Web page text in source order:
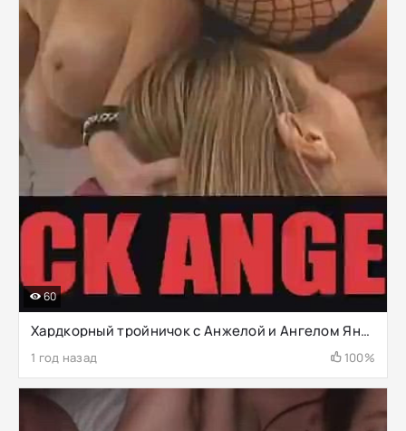
Хардкорный тройничок с Анжелой и Ангелом Янгсом из траха Анжелы????
1 год назад 100%
60